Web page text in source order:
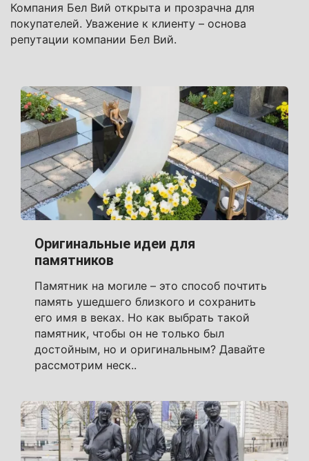
Компания Бел Вий открыта и прозрачна для
покупателей. Уважение к клиенту – основа
репутации компании Бел Вий.
Оригинальные идеи для
памятников
Памятник на могиле – это способ почтить
память ушедшего близкого и сохранить
его имя в веках. Но как выбрать такой
памятник, чтобы он не только был
достойным, но и оригинальным? Давайте
рассмотрим неск..